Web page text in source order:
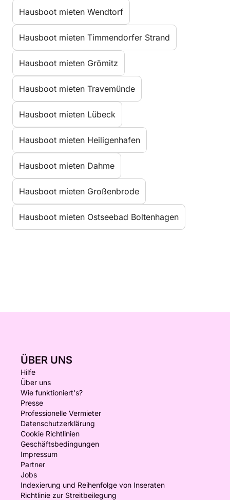
Hausboot mieten Wendtorf
Hausboot mieten Timmendorfer Strand
Hausboot mieten Grömitz
Hausboot mieten Travemünde
Hausboot mieten Lübeck
Hausboot mieten Heiligenhafen
Hausboot mieten Dahme
Hausboot mieten Großenbrode
Hausboot mieten Ostseebad Boltenhagen
ÜBER UNS
Hilfe
Über uns
Wie funktioniert's?
Presse
Professionelle Vermieter
Datenschutzerklärung
Cookie Richtlinien
Geschäftsbedingungen
Impressum
Partner
Jobs
Indexierung und Reihenfolge von Inseraten
Richtlinie zur Streitbeilegung